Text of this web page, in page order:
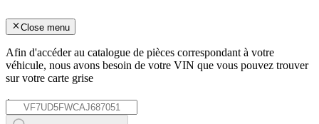
Close menu
Afin d'accéder au catalogue de pièces correspondant à votre
véhicule, nous avons besoin de votre VIN que vous pouvez trouver
sur votre carte grise
*